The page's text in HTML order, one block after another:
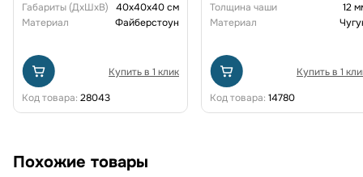
Габариты (ДxШxВ)
40x40x40 см
Материал
Файберстоун
Купить в 1 клик
Код товара: 28043
Толщина чаши
12
Материал
Купить в 1
Код товара: 14780
Похожие товары